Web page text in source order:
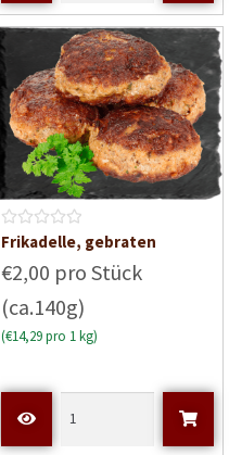
t
0
o
n
5
B
w
e
r
i
Frikadelle, gebraten
€2,00 pro Stück
(ca.140g)
(€14,29 pro 1 kg)